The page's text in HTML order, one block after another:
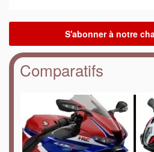
Comparatifs